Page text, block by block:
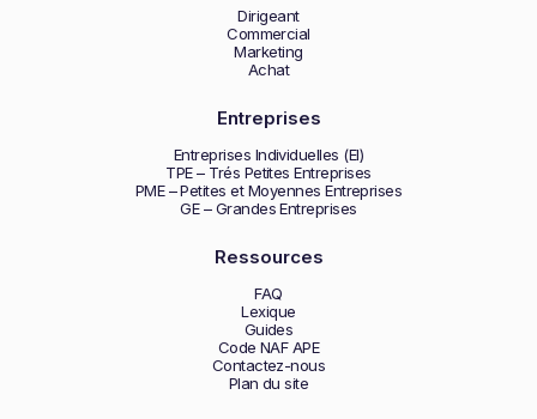
Dirigeant
Commercial
Marketing
Achat
Entreprises
Entreprises Individuelles (EI)
TPE – Trés Petites Entreprises
PME – Petites et Moyennes Entreprises
GE – Grandes Entreprises
Ressources
FAQ
Lexique
Guides
Code NAF APE
Contactez-nous
Plan du site